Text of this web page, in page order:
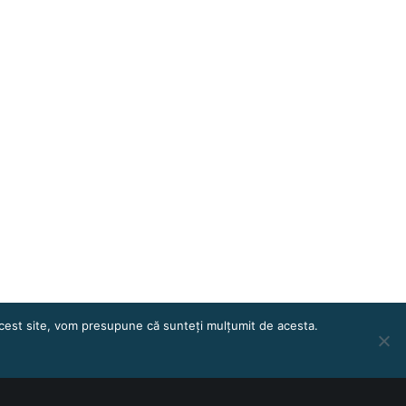
site, vom presupune că sunteți mulțumit de acesta.